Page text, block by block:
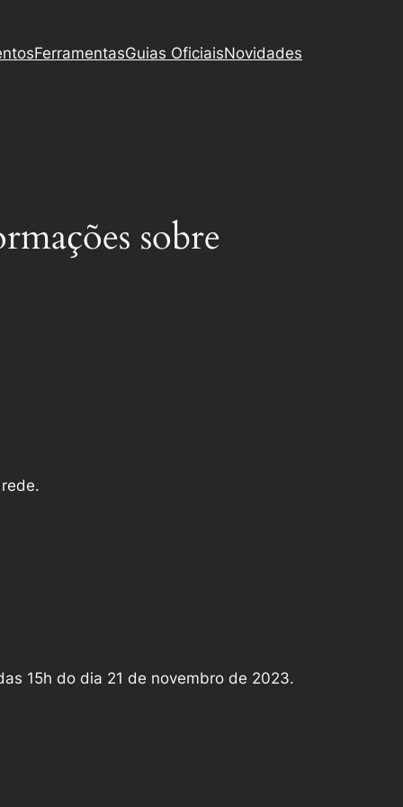
FerramentasGuias OficiaisNovidades
sobre
15h do dia 21 de novembro de 2023.